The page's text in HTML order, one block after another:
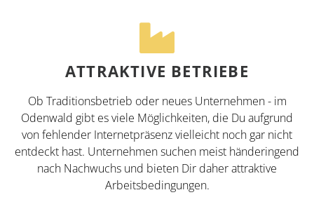
ATTRAKTIVE BETRIEBE
Ob Traditionsbetrieb oder neues Unternehmen - im
Odenwald gibt es viele Möglichkeiten, die Du aufgrund
von fehlender Internetpräsenz vielleicht noch gar nicht
entdeckt hast. Unternehmen suchen meist händeringend
nach Nachwuchs und bieten Dir daher attraktive
Arbeitsbedingungen.